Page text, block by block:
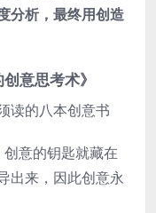
分析，最终用创造
意思考术》
意的钥匙就藏在
出来，因此创意永